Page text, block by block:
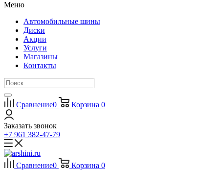
Меню
Автомобильные шины
Диски
Акции
Услуги
Магазины
Контакты
Сравнение0 Корзина 0
Заказать звонок
+7 961 382-47-79
Сравнение0 Корзина 0